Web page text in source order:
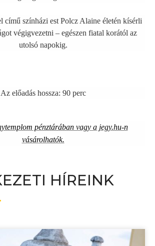
című színházi est Polcz Alaine életén kísérli
végigvezetni – egészen fiatal korától az
utolsó napokig.
Az előadás hossza: 90 perc
pénztárában vagy a jegy.hu-n
vásárolhatók.
HÍREINK